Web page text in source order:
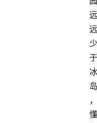
远
远
少
于
冰
岛
，
懂